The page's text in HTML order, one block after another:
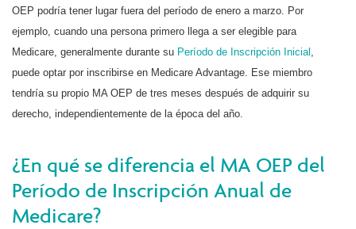
OEP podría tener lugar fuera del período de enero a marzo. Por
ejemplo, cuando una persona primero llega a ser elegible para
Medicare, generalmente durante su Período de Inscripción Inicial
puede optar por inscribirse en Medicare Advantage. Ese miembro
tendría su propio MA OEP de tres meses después de adquirir su
derecho, independientemente de la época del año.
¿En qué se diferencia el MA OEP del
Período de Inscripción Anual de
Medicare?